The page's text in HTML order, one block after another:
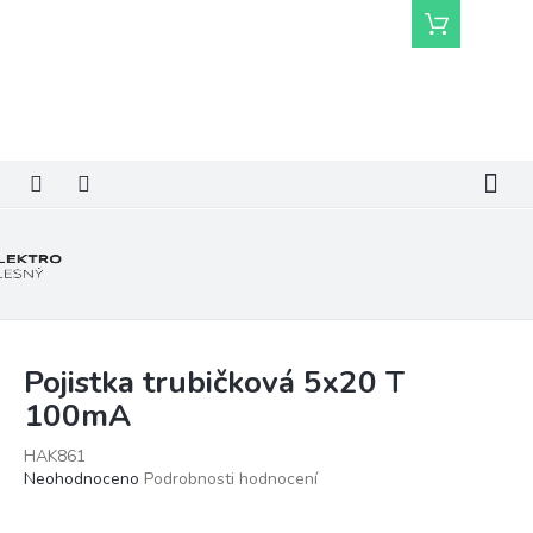
Nákupní
košík
Pojistka trubičková 5x20 T
100mA
HAK861
Průměrné
Neohodnoceno Podrobnosti hodnocení